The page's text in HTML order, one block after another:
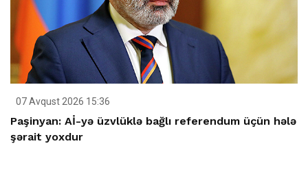
07 Avqust 2026 15:36
Paşinyan: Aİ-yə üzvlüklə bağlı referendum üçün hələ
şərait yoxdur